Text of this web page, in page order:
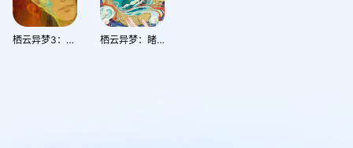
栖云异梦3：溯源 栖云异梦：睹玉